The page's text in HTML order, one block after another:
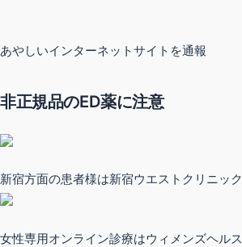
あやしいインターネットサイトを通報
非正規品のED薬に注意
新宿方面の患者様は新宿ウエストクリニック
女性専用オンライン診療はウィメンズヘルス